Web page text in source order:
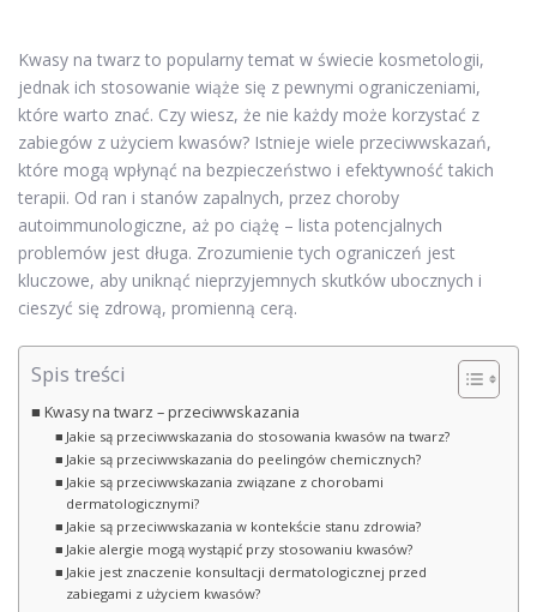
Kwasy na twarz to popularny temat w świecie kosmetologii,
jednak ich stosowanie wiąże się z pewnymi ograniczeniami,
które warto znać. Czy wiesz, że nie każdy może korzystać z
zabiegów z użyciem kwasów? Istnieje wiele przeciwwskazań,
które mogą wpłynąć na bezpieczeństwo i efektywność takich
terapii. Od ran i stanów zapalnych, przez choroby
autoimmunologiczne, aż po ciążę – lista potencjalnych
problemów jest długa. Zrozumienie tych ograniczeń jest
kluczowe, aby uniknąć nieprzyjemnych skutków ubocznych i
cieszyć się zdrową, promienną cerą.
Spis treści
Kwasy na twarz – przeciwwskazania
Jakie są przeciwwskazania do stosowania kwasów na twarz?
Jakie są przeciwwskazania do peelingów chemicznych?
Jakie są przeciwwskazania związane z chorobami
dermatologicznymi?
Jakie są przeciwwskazania w kontekście stanu zdrowia?
Jakie alergie mogą wystąpić przy stosowaniu kwasów?
Jakie jest znaczenie konsultacji dermatologicznej przed
zabiegami z użyciem kwasów?